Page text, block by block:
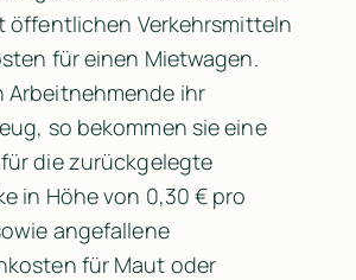
öffentlichen Verkehrsmitteln
für einen Mietwagen.
Arbeitnehmende ihr
so bekommen sie eine
die zurückgelegte
in Höhe von 0,30 € pro
angefallene
für Maut oder